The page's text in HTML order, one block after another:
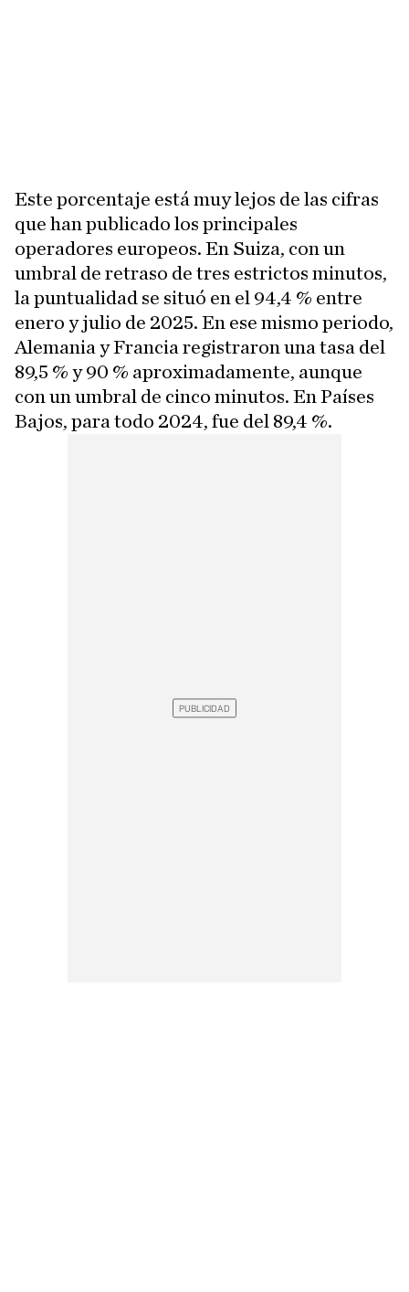
Este porcentaje está muy lejos de las cifras
que han publicado los principales
operadores europeos. En Suiza, con un
umbral de retraso de tres estrictos minutos,
la puntualidad se situó en el 94,4 % entre
enero y julio de 2025. En ese mismo periodo,
Alemania y Francia registraron una tasa del
89,5 % y 90 % aproximadamente, aunque
con un umbral de cinco minutos. En Países
Bajos, para todo 2024, fue del 89,4 %.